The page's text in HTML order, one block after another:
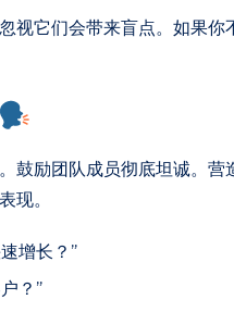
视它们会带来盲点。如果
鼓励团队成员彻底坦诚。
现。
增长？”
？”